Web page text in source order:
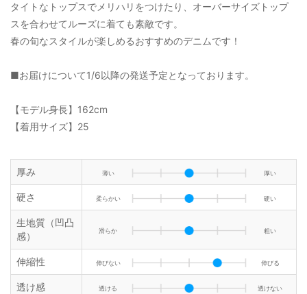
タイトなトップスでメリハリをつけたり、オーバーサイズトップ
スを合わせてルーズに着ても素敵です。
春の旬なスタイルが楽しめるおすすめのデニムです！
■お届けについて1/6以降の発送予定となっております。
【モデル身長】162cm
【着用サイズ】25
厚み 薄い 厚い
硬さ 柔らかい 硬い
生地質（凹凸
感）
滑らか 粗い
伸縮性 伸びない 伸びる
透け感 透ける 透けない